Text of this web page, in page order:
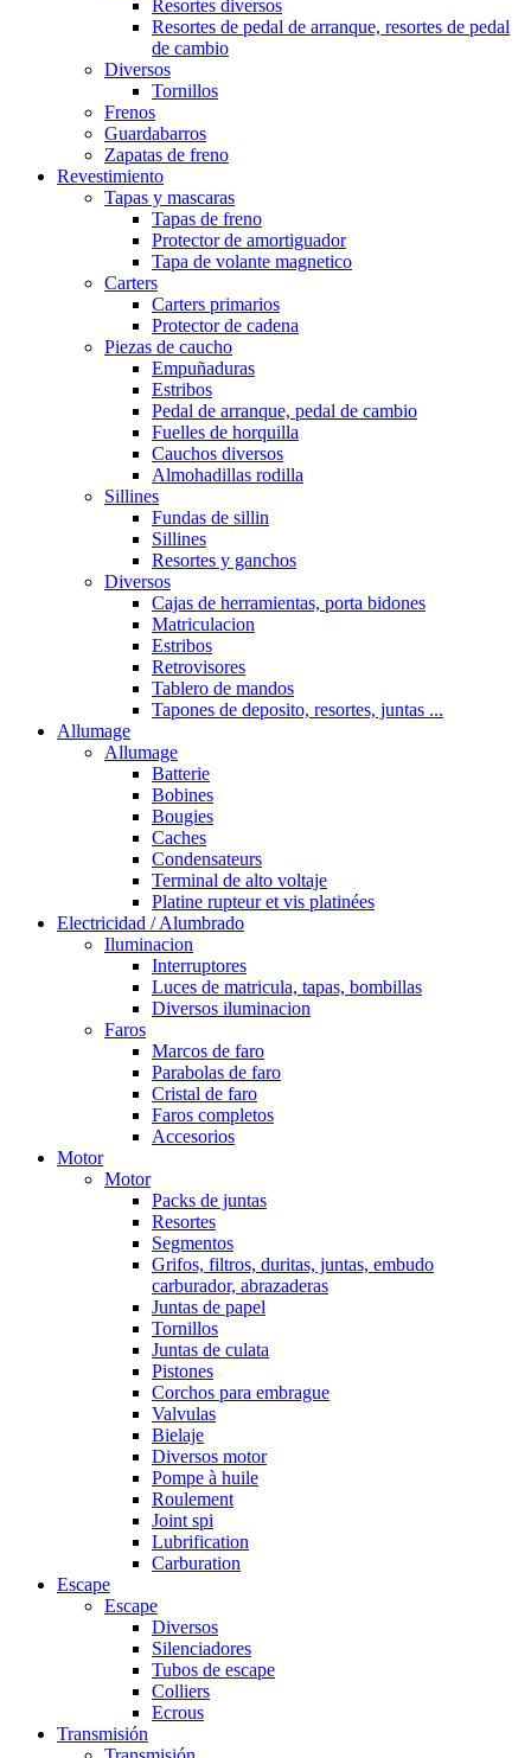
Resortes diversos
Resortes de pedal de arranque, resortes de pedal
de cambio
Diversos
Tornillos
Frenos
Guardabarros
Zapatas de freno
Revestimiento
Tapas y mascaras
Tapas de freno
Protector de amortiguador
Tapa de volante magnetico
Carters
Carters primarios
Protector de cadena
Piezas de caucho
Empuñaduras
Estribos
Pedal de arranque, pedal de cambio
Fuelles de horquilla
Cauchos diversos
Almohadillas rodilla
Sillines
Fundas de sillin
Sillines
Resortes y ganchos
Diversos
Cajas de herramientas, porta bidones
Matriculacion
Estribos
Retrovisores
Tablero de mandos
Tapones de deposito, resortes, juntas ...
Allumage
Allumage
Batterie
Bobines
Bougies
Caches
Condensateurs
Terminal de alto voltaje
Platine rupteur et vis platinées
Electricidad / Alumbrado
Iluminacion
Interruptores
Luces de matricula, tapas, bombillas
Diversos iluminacion
Faros
Marcos de faro
Parabolas de faro
Cristal de faro
Faros completos
Accesorios
Motor
Motor
Packs de juntas
Resortes
Segmentos
Grifos, filtros, duritas, juntas, embudo
carburador, abrazaderas
Juntas de papel
Tornillos
Juntas de culata
Pistones
Corchos para embrague
Valvulas
Bielaje
Diversos motor
Pompe à huile
Roulement
Joint spi
Lubrification
Carburation
Escape
Escape
Diversos
Silenciadores
Tubos de escape
Colliers
Ecrous
Transmisión